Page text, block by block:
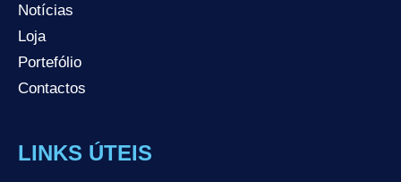
Notícias
Loja
Portefólio
Contactos
LINKS ÚTEIS